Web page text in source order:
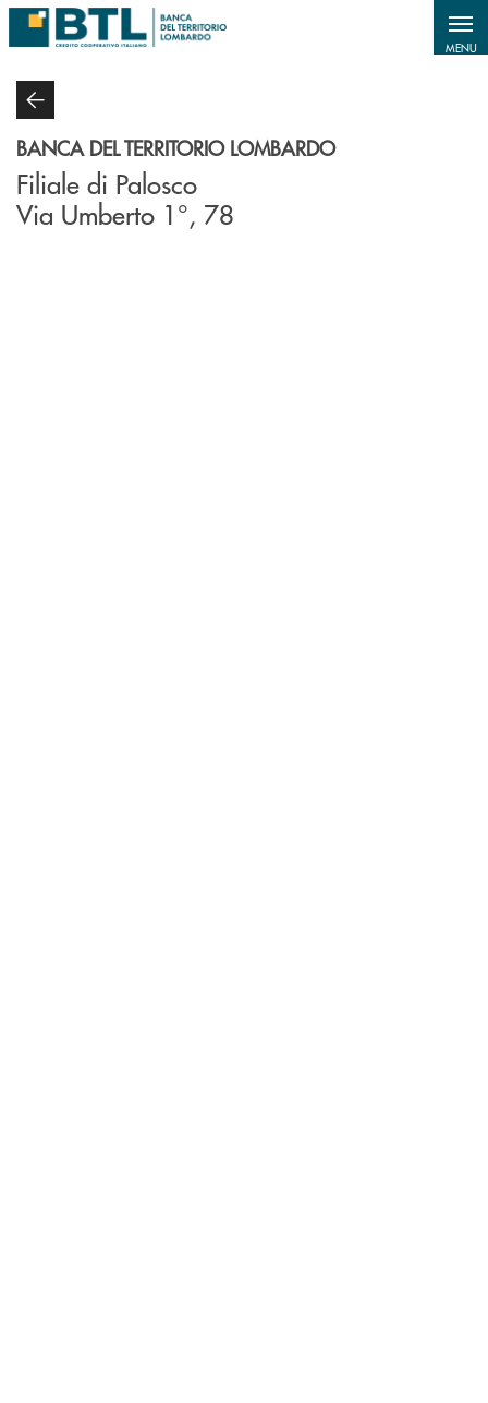
Salta al contenuto principale
MENU
BANCA DEL TERRITORIO LOMBARDO
Filiale di Palosco
Via Umberto 1°, 78